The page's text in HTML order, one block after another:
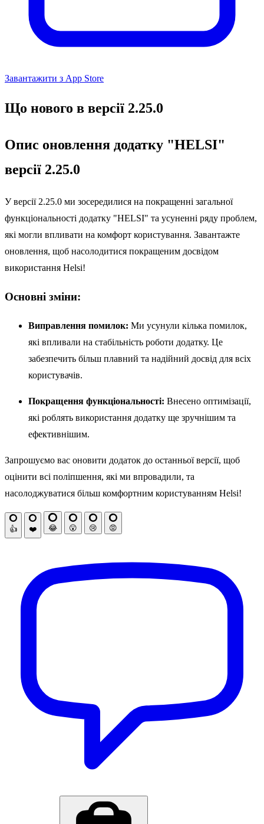
Завантажити з App Store
Що нового в версії 2.25.0
Опис оновлення додатку "HELSI"
версії 2.25.0
У версії 2.25.0 ми зосередилися на покращенні загальної
функціональності додатку "HELSI" та усуненні ряду проблем,
які могли впливати на комфорт користування. Завантажте
оновлення, щоб насолодитися покращеним досвідом
використання Helsi!
Основні зміни:
Виправлення помилок: Ми усунули кілька помилок,
які впливали на стабільність роботи додатку. Це
забезпечить більш плавний та надійний досвід для всіх
користувачів.
Покращення функціональності: Внесено оптимізації,
які роблять використання додатку ще зручнішим та
ефективнішим.
Запрошуємо вас оновити додаток до останньої версії, щоб
оцінити всі поліпшення, які ми впровадили, та
насолоджуватися більш комфортним користуванням Helsi!
👍 ❤️ 😂 😮 😢 😡